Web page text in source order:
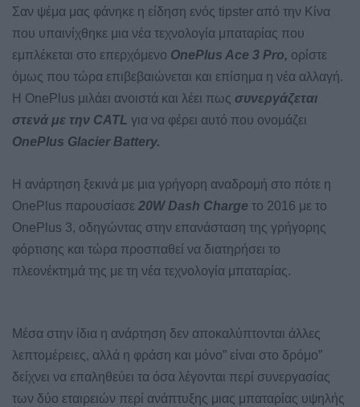
Σαν ψέμα μας φάνηκε η είδηση ενός tipster από την Κίνα
που υπαινίχθηκε μια νέα τεχνολογία μπαταρίας που
εμπλέκεται στο επερχόμενο OnePlus Ace 3 Pro, ορίστε
όμως που τώρα επιβεβαιώνεται και επίσημα η νέα αλλαγή.
Η OnePlus μιλάει ανοιστά και λέει πως συνεργάζεται
στενά με την CATL για να φέρει αυτό που ονομάζει
OnePlus Glacier Battery.
Η ανάρτηση ξεκινά με μια γρήγορη αναδρομή στο πότε η
OnePlus παρουσίασε 20W Dash Charge το 2016 με το
OnePlus 3, οδηγώντας στην επανάσταση της γρήγορης
φόρτισης και τώρα προσπαθεί να διατηρήσει το
πλεονέκτημά της με τη νέα τεχνολογία μπαταρίας.
Μέσα στην ίδια η ανάρτηση δεν αποκαλύπτονται άλλες
λεπτομέρειες, αλλά η φράση και μόνο” είναι στο δρόμο”
δείχνει να επαληθεύει τα όσα λέγονται περί συνεργασίας
των δύο εταιρειών περί ανάπτυξης μιας μπαταρίας υψηλής